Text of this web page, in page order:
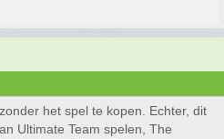
het spel te kopen. Echter, dit
Ultimate Team spelen, The